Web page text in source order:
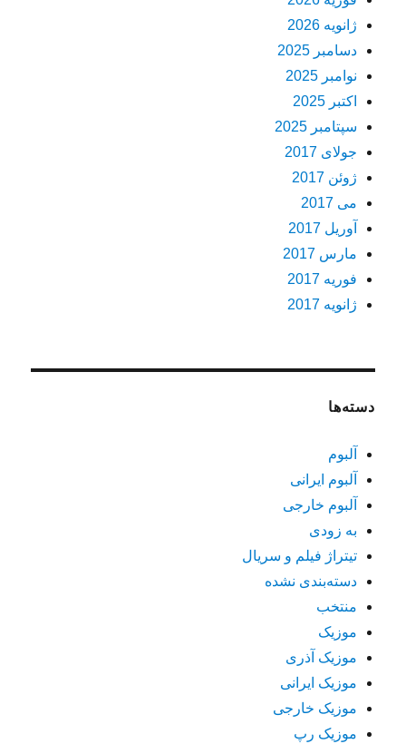
ژانویه 2026
دسامبر 2025
نوامبر 2025
اکتبر 2025
سپتامبر 2025
جولای 2017
ژوئن 2017
می 2017
آوریل 2017
مارس 2017
فوریه 2017
ژانویه 2017
دسته‌ها
آلبوم
آلبوم ایرانی
آلبوم خارجی
به زودی
تیتراژ فیلم و سریال
دسته‌بندی نشده
منتخب
موزیک
موزیک آذری
موزیک ایرانی
موزیک خارجی
موزیک رپ